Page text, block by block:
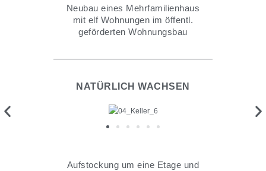
Neubau eines Mehrfamilienhaus
mit elf Wohnungen im öffentl.
geförderten Wohnungsbau
NATÜRLICH WACHSEN
Aufstockung um eine Etage und